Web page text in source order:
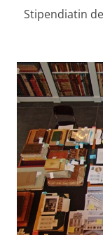
Stipendiatin